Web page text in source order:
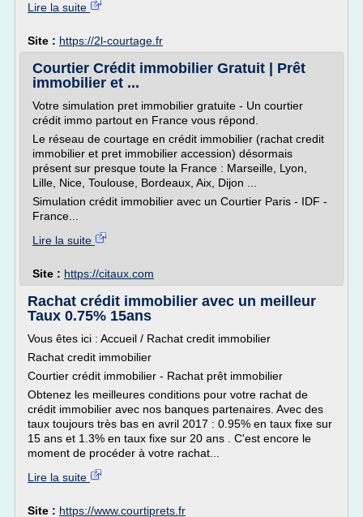
Lire la suite
Site : https://2l-courtage.fr
Courtier Crédit immobilier Gratuit | Prêt
immobilier et ...
Votre simulation pret immobilier gratuite - Un courtier
crédit immo partout en France vous répond.
Le réseau de courtage en crédit immobilier (rachat credit
immobilier et pret immobilier accession) désormais
présent sur presque toute la France : Marseille, Lyon,
Lille, Nice, Toulouse, Bordeaux, Aix, Dijon ...
Simulation crédit immobilier avec un Courtier Paris - IDF -
France...
Lire la suite
Site : https://citaux.com
Rachat crédit immobilier avec un meilleur
Taux 0.75% 15ans
Vous êtes ici : Accueil / Rachat credit immobilier
Rachat credit immobilier
Courtier crédit immobilier - Rachat prêt immobilier
Obtenez les meilleures conditions pour votre rachat de
crédit immobilier avec nos banques partenaires. Avec des
taux toujours très bas en avril 2017 : 0.95% en taux fixe sur
15 ans et 1.3% en taux fixe sur 20 ans . C'est encore le
moment de procéder à votre rachat...
Lire la suite
Site : https://www.courtiprets.fr